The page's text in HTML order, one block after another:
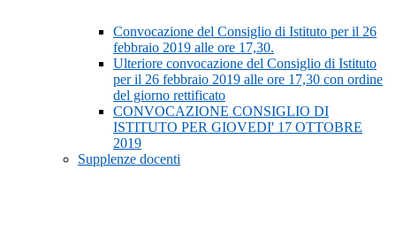
Convocazione del Consiglio di Istituto per il 26
febbraio 2019 alle ore 17,30.
Ulteriore convocazione del Consiglio di Istituto
per il 26 febbraio 2019 alle ore 17,30 con ordine
del giorno rettificato
CONVOCAZIONE CONSIGLIO DI
ISTITUTO PER GIOVEDI' 17 OTTOBRE
2019
Supplenze docenti